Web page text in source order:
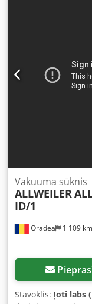
jauda: 11,6 kW
savienojuma
(vertical inline
Oradea 1 109 km
Vakuuma sūknis
ALLWEILER
ID/1
Stāvoklis: ļoti labs